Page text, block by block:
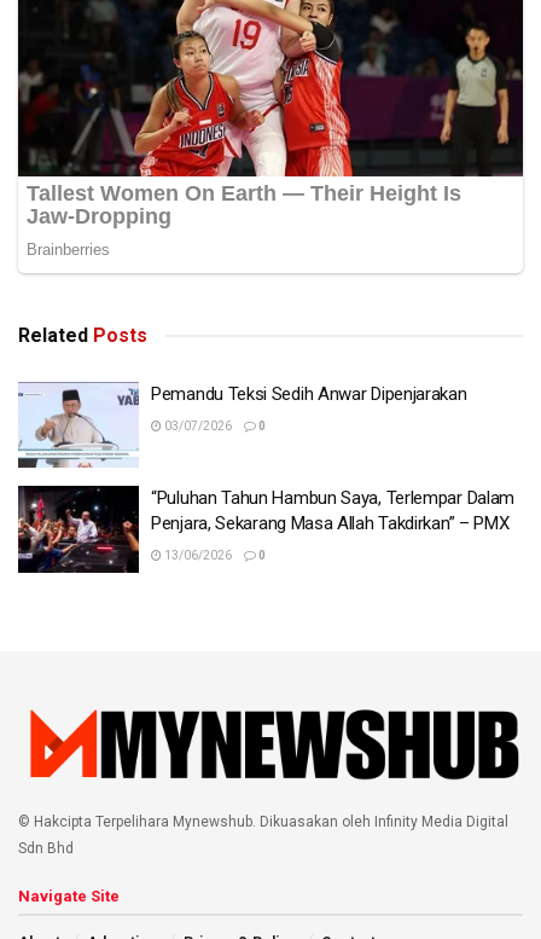
Related Posts
Pemandu Teksi Sedih Anwar Dipenjarakan
03/07/2026 0
“Puluhan Tahun Hambun Saya, Terlempar Dalam
Penjara, Sekarang Masa Allah Takdirkan” – PMX
13/06/2026 0
© Hakcipta Terpelihara Mynewshub. Dikuasakan oleh Infinity Media Digital
Sdn Bhd
Navigate Site